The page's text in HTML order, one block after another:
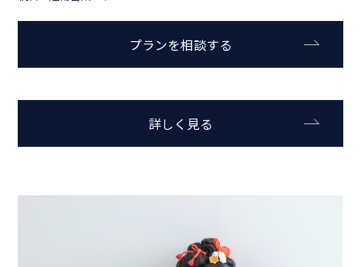
プランを相談する
詳しく見る